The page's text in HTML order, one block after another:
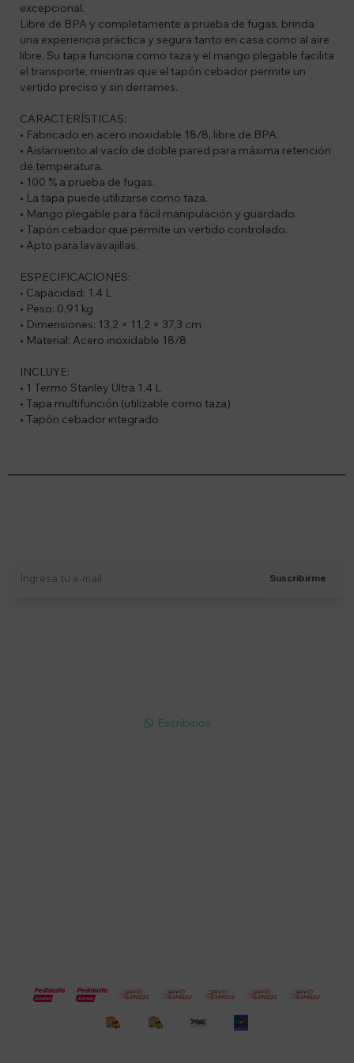
excepcional.
Libre de BPA y completamente a prueba de fugas, brinda
una experiencia práctica y segura tanto en casa como al aire
libre. Su tapa funciona como taza y el mango plegable facilita
el transporte, mientras que el tapón cebador permite un
vertido preciso y sin derrames.
CARACTERÍSTICAS:
• Fabricado en acero inoxidable 18/8, libre de BPA.
• Aislamiento al vacío de doble pared para máxima retención
de temperatura.
• 100 % a prueba de fugas.
• La tapa puede utilizarse como taza.
• Mango plegable para fácil manipulación y guardado.
• Tapón cebador que permite un vertido controlado.
• Apto para lavavajillas.
ESPECIFICACIONES:
• Capacidad: 1.4 L
• Peso: 0,91 kg
• Dimensiones: 13,2 × 11,2 × 37,3 cm
• Material: Acero inoxidable 18/8
INCLUYE:
• 1 Termo Stanley Ultra 1.4 L
• Tapa multifunción (utilizable como taza)
• Tapón cebador integrado
Suscribirme
 Escribinos